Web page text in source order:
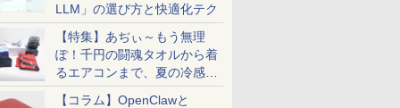
LLM」の選び方と快適化テク
【特集】あぢぃ～もう無理
ぽ！千円の闘魂タオルから着
るエアコンまで、夏の冷感グ
ッズ一挙紹介
【コラム】OpenClawと